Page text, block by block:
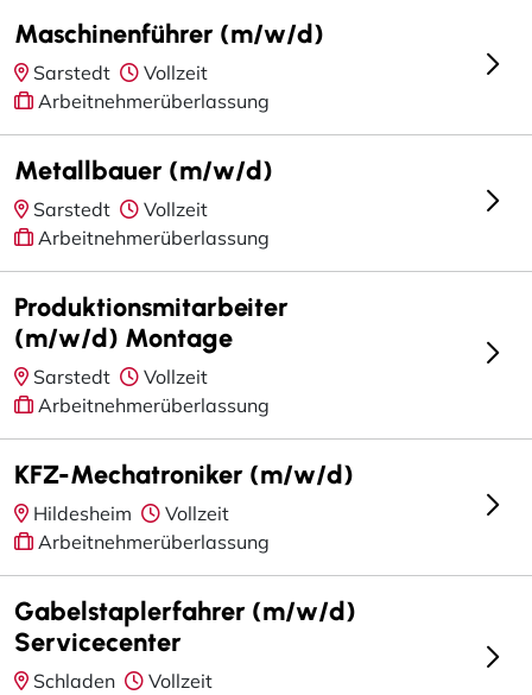
Maschinenführer (m/w/d)
Sarstedt
Vollzeit
Arbeitnehmerüberlassung
Metallbauer (m/w/d)
Sarstedt
Vollzeit
Arbeitnehmerüberlassung
Produktionsmitarbeiter
(m/w/d) Montage
Sarstedt
Vollzeit
Arbeitnehmerüberlassung
KFZ-Mechatroniker (m/w/d)
Hildesheim
Vollzeit
Arbeitnehmerüberlassung
Gabelstaplerfahrer (m/w/d)
Servicecenter
Schladen
Vollzeit